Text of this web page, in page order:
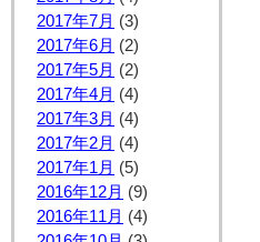
2017年7月 (3)
2017年6月 (2)
2017年5月 (2)
2017年4月 (4)
2017年3月 (4)
2017年2月 (4)
2017年1月 (5)
2016年12月 (9)
2016年11月 (4)